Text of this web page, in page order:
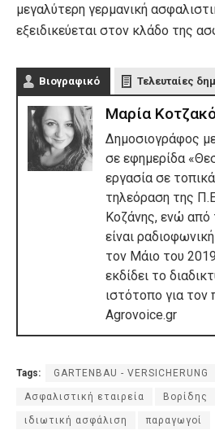
μεγαλύτερη γερμανική
εξειδικεύεται στον κλάδο της
Βιογραφικό Τελευταίες
Μαρία
Δημοσιογράφος
σε εφημερίδα
εργασία σε
τηλεόραση της
Κοζάνης, ενώ
είναι
τον Μάιο του
εκδίδει το
ιστότοπο για
Agrovoice.gr
Tags: GARTENBAU - VERSICHERUNG
Ασφαλιστική εταιρεία Βορίδης
ιδιωτική ασφάλιση παραγωγοί